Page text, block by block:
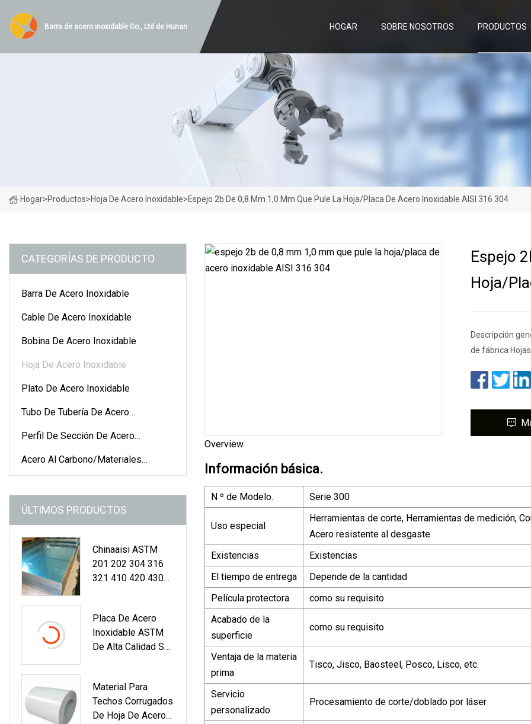
Barra de acero inoxidable Co., Ltd de Hunan HOGAR SOBRE NOSOTROS PRODUCTOS
Hogar>Productos>Hoja De Acero Inoxidable>Espejo 2b De 0,8 Mm 1,0 Mm Que Pule La Hoja/placa De Acero Inoxidable AISI 316 304
CATEGORÍAS DE PRODUCTO
Barra De Acero Inoxidable
Cable De Acero Inoxidable
Bobina De Acero Inoxidable
Hoja De Acero Inoxidable
Plato De Acero Inoxidable
Tubo De Tubería De Acero
Perfil De Sección De Acero
Acero Al Carbono/materiales
Galvanizados
ÚLTIMOS PRODUCTOS
Chinaaisi ASTM
201 202 304 316
321 410 420 430
En
Caliente/carbono
/galvanizado/alumi
Para Techos
Industriales
Placa De Acero
Inoxidable ASTM
De Alta Calidad Ss
Precios De
Láminas De Acero
Inoxidable
Material Para
Techos Corrugados
De Hoja De Acero
Espejo
Hoja/
Descripción
de fábrica
Overview
Información básica.
N º de Modelo. Serie 300
Uso especial
Herramientas de corte, Herramientas de medición,
Acero resistente al desgaste
Existencias
Existencias
El tiempo de entrega
Depende de la cantidad
Película protectora
como su requisito
Acabado de la
superficie
como su requisito
Ventaja de la materia
prima
Tisco, Jisco, Baosteel, Posco, Lisco, etc.
Servicio
personalizado
Procesamiento de corte/doblado por láser